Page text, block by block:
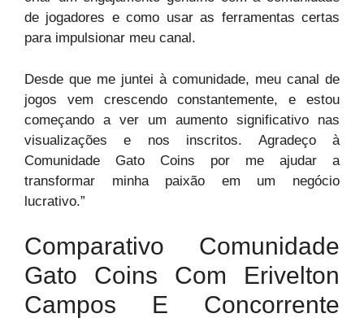
de jogadores e como usar as ferramentas certas
para impulsionar meu canal.
Desde que me juntei à comunidade, meu canal de
jogos vem crescendo constantemente, e estou
começando a ver um aumento significativo nas
visualizações e nos inscritos. Agradeço à
Comunidade Gato Coins por me ajudar a
transformar minha paixão em um negócio
lucrativo.”
Comparativo Comunidade
Gato Coins Com Erivelton
Campos E Concorrente